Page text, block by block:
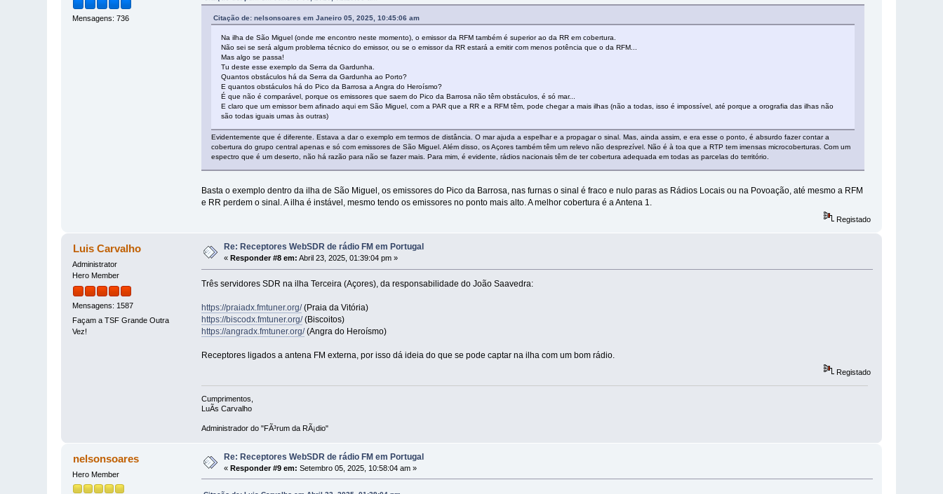
Mensagens: 736 Citação de: nelsonsoares em Janeiro 05, 2025, 10:45:06 am
Na ilha de São Miguel (onde me encontro neste momento), o emissor da RFM também é superior ao da RR em cobertura.
Não sei se será algum problema técnico do emissor, ou se o emissor da RR estará a emitir com menos potência que o da RFM...
Mas algo se passa!
Tu deste esse exemplo da Serra da Gardunha.
Quantos obstáculos há da Serra da Gardunha ao Porto?
E quantos obstáculos há do Pico da Barrosa a Angra do Heroísmo?
É que não é comparável, porque os emissores que saem do Pico da Barrosa não têm obstáculos, é só mar...
E claro que um emissor bem afinado aqui em São Miguel, com a PAR que a RR e a RFM têm, pode chegar a mais ilhas (não a todas, isso é impossível, até porque a orografia das ilhas não
são todas iguais umas às outras)
Evidentemente que é diferente. Estava a dar o exemplo em termos de distância. O mar ajuda a espelhar e a propagar o sinal. Mas, ainda assim, e era esse o ponto, é absurdo fazer contar a
cobertura do grupo central apenas e só com emissores de São Miguel. Além disso, os Açores também têm um relevo não desprezível. Não é à toa que a RTP tem imensas microcoberturas. Com um
espectro que é um deserto, não há razão para não se fazer mais. Para mim, é evidente, rádios nacionais têm de ter cobertura adequada em todas as parcelas do território.
Basta o exemplo dentro da ilha de São Miguel, os emissores do Pico da Barrosa, nas furnas o sinal é fraco e nulo paras as Rádios Locais ou na Povoação, até mesmo a RFM
e RR perdem o sinal. A ilha é instável, mesmo tendo os emissores no ponto mais alto. A melhor cobertura é a Antena 1.
Registado
Luis Carvalho
Administrator
Hero Member
Mensagens: 1587
Façam a TSF Grande Outra
Vez!
Re: Receptores WebSDR de rádio FM em Portugal
« Responder #8 em: Abril 23, 2025, 01:39:04 pm »
Três servidores SDR na ilha Terceira (Açores), da responsabilidade do João Saavedra:
https://praiadx.fmtuner.org/(Praia da Vitória)
https://biscodx.fmtuner.org/(Biscoitos)
https://angradx.fmtuner.org/(Angra do Heroísmo)
Receptores ligados a antena FM externa, por isso dá ideia do que se pode captar na ilha com um bom rádio.
Registado
Cumprimentos,
LuÃ­s Carvalho
Administrador do "FÃ³rum da RÃ¡dio"
nelsonsoares
Hero Member
Re: Receptores WebSDR de rádio FM em Portugal
«Responder #9 em: Setembro 05, 2025, 10:58:04 am »